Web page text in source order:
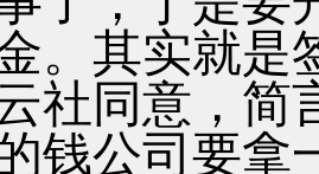
。其实就是
社同意，简
钱公司要拿